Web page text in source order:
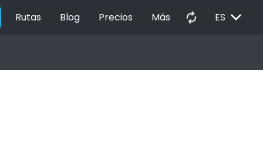
Rutas Blog Precios Más autorenew ES EXPAND_MORE